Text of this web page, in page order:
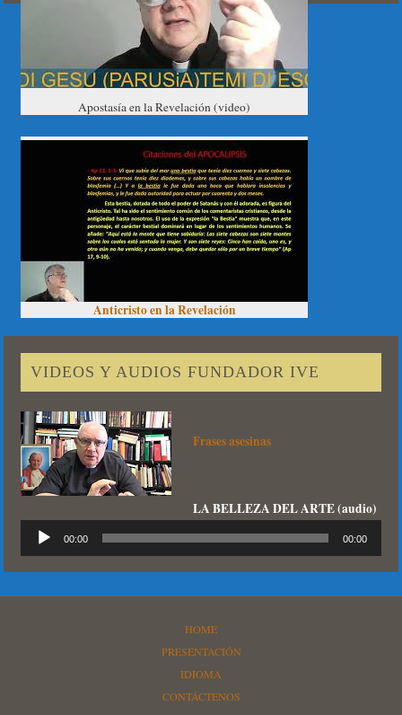
Apostasía en la Revelación (video)
Anticristo en la Revelación
VIDEOS Y AUDIOS FUNDADOR IVE
Frases asesinas
LA BELLEZA DEL ARTE (audio)
Reproductor
audio
00:00 00:00
HOME
PRESENTACIÓN
IDIOMA
CONTÁCTENOS